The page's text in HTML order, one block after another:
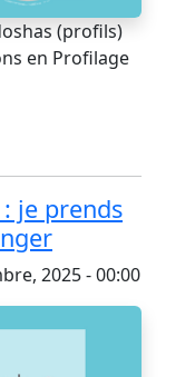
(profils)
en Profilage
: je prends
2025 - 00:00